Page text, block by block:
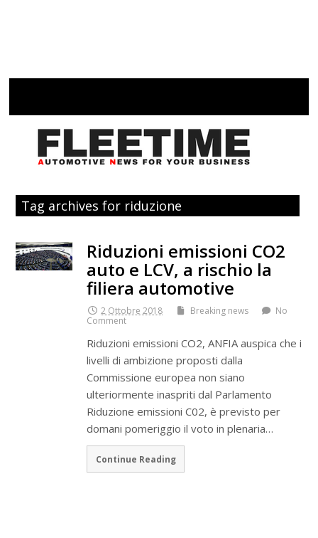
Tag archives for riduzione
Riduzioni emissioni CO2
auto e LCV, a rischio la
filiera automotive
2 Ottobre 2018 Breaking news
No
Comment
Riduzioni emissioni CO2, ANFIA auspica che i
livelli di ambizione proposti dalla
Commissione europea non siano
ulteriormente inaspriti dal Parlamento
Riduzione emissioni C02, è previsto per
domani pomeriggio il voto in plenaria…
Continue Reading